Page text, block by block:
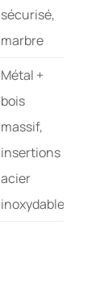
sécurisé,
marbre
Métal +
bois
massif,
insertions
acier
inoxydable